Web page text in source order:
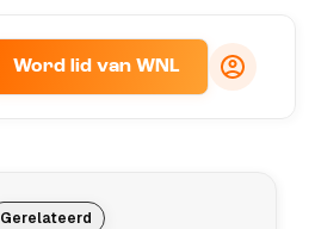
Word lid van WNL
Gerelateerd